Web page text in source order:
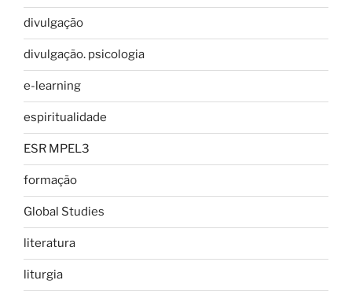
divulgação
divulgação. psicologia
e-learning
espiritualidade
ESR MPEL3
formação
Global Studies
literatura
liturgia